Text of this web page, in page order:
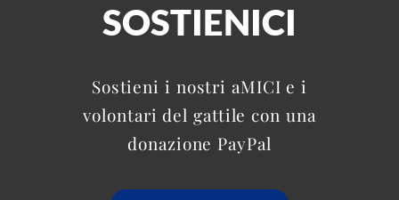
SOSTIENICI
Sostieni i nostri aMICI e i
volontari del gattile con una
donazione PayPal